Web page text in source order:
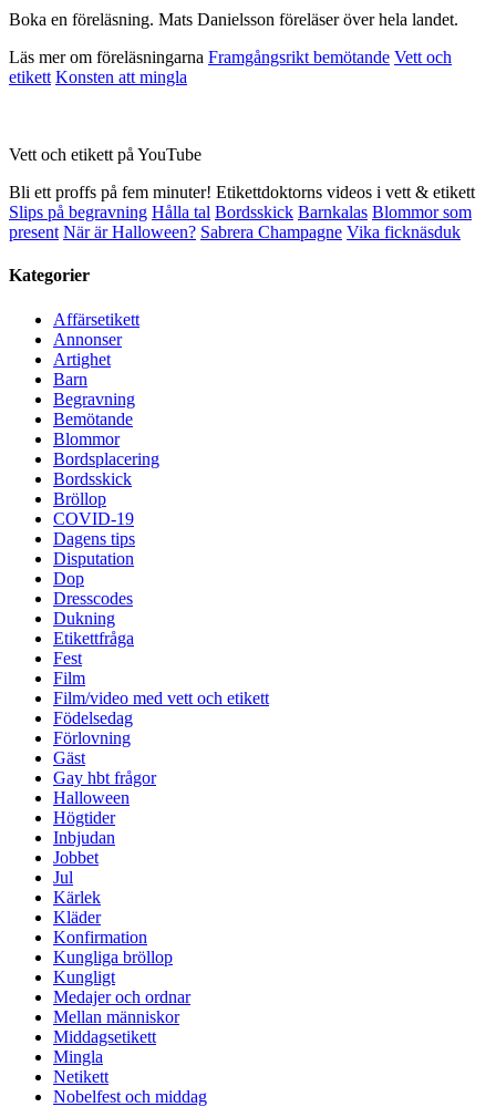
Boka en föreläsning. Mats Danielsson föreläser över hela landet.
Läs mer om föreläsningarna Framgångsrikt bemötande Vett och
etikett Konsten att mingla
Vett och etikett på YouTube
Bli ett proffs på fem minuter! Etikettdoktorns videos i vett & etikett
Slips på begravning Hålla tal Bordsskick Barnkalas Blommor som
present När är Halloween? Sabrera Champagne Vika ficknäsduk
Kategorier
Affärsetikett
Annonser
Artighet
Barn
Begravning
Bemötande
Blommor
Bordsplacering
Bordsskick
Bröllop
COVID-19
Dagens tips
Disputation
Dop
Dresscodes
Dukning
Etikettfråga
Fest
Film
Film/video med vett och etikett
Födelsedag
Förlovning
Gäst
Gay hbt frågor
Halloween
Högtider
Inbjudan
Jobbet
Jul
Kärlek
Kläder
Konfirmation
Kungliga bröllop
Kungligt
Medajer och ordnar
Mellan människor
Middagsetikett
Mingla
Netikett
Nobelfest och middag